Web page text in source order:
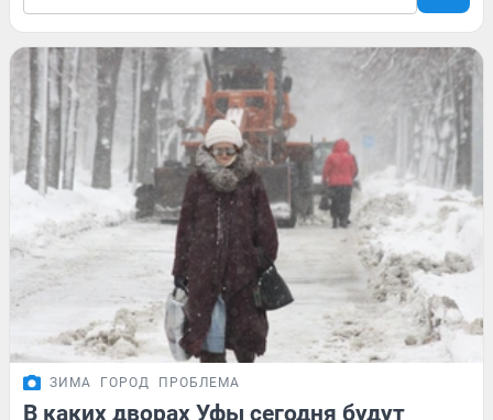
ЗИМА ГОРОД ПРОБЛЕМА
В каких дворах Уфы сегодня будут